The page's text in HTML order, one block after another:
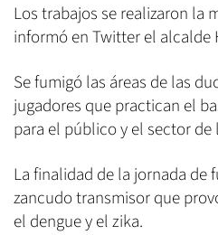
Los trabajos se realizaron la
informó en Twitter el alcalde
Se fumigó las áreas de las
jugadores que practican el
para el público y el sector
La finalidad de la jornada de
zancudo transmisor que
el dengue y el zika.